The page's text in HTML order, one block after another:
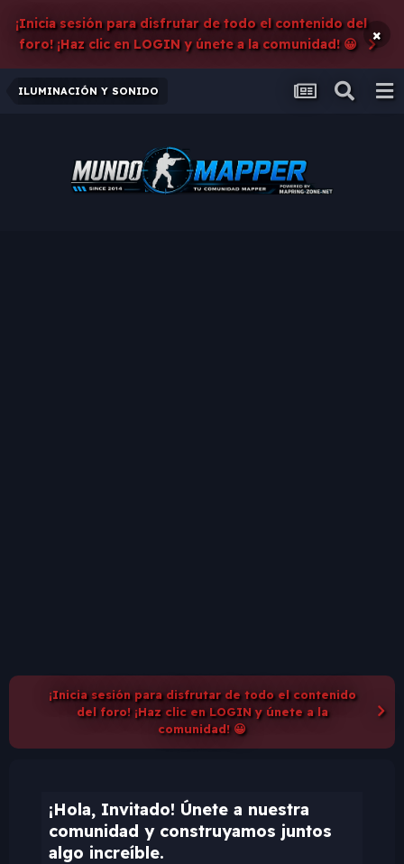
¡Inicia sesión para disfrutar de todo el contenido del
foro! ¡Haz clic en LOGIN y únete a la comunidad! 😀
×
ILUMINACIÓN Y SONIDO
¡Inicia sesión para disfrutar de todo el contenido
del foro! ¡Haz clic en LOGIN y únete a la
comunidad! 😀
¡Hola, Invitado! Únete a nuestra
comunidad y construyamos juntos
algo increíble.